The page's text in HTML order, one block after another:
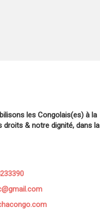
les Congolais(es) à la
droits & notre dignité, dans la